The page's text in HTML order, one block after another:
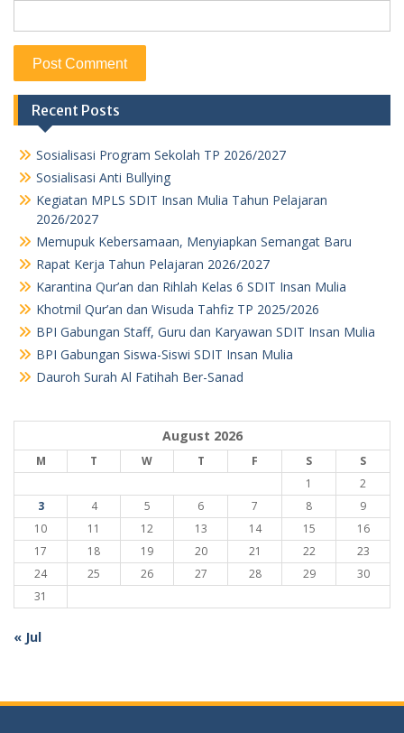
Recent Posts
Sosialisasi Program Sekolah TP 2026/2027
Sosialisasi Anti Bullying
Kegiatan MPLS SDIT Insan Mulia Tahun Pelajaran
2026/2027
Memupuk Kebersamaan, Menyiapkan Semangat Baru
Rapat Kerja Tahun Pelajaran 2026/2027
Karantina Qur’an dan Rihlah Kelas 6 SDIT Insan Mulia
Khotmil Qur’an dan Wisuda Tahfiz TP 2025/2026
BPI Gabungan Staff, Guru dan Karyawan SDIT Insan Mulia
BPI Gabungan Siswa-Siswi SDIT Insan Mulia
Dauroh Surah Al Fatihah Ber-Sanad
August 2026
M T W T F S
S
1
2
3
4 5 6 7 8
9
10
11 12 13 14 15
16
17
18 19 20 21 22
23
24
25 26 27 28 29
30
31
« Jul